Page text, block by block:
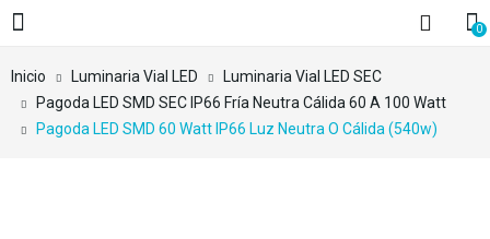
0
Inicio Luminaria Vial LED
Luminaria Vial LED SEC
Pagoda LED SMD SEC IP66 Fría Neutra Cálida 60 A 100 Watt
Pagoda LED SMD 60 Watt IP66 Luz Neutra O Cálida (540w)